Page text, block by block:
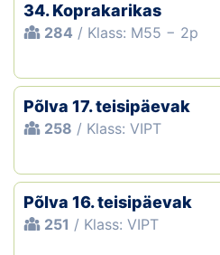
34. Koprakarikas
284 / Klass: M55 − 2p
Põlva 17. teisipäevak
258 / Klass: VIPT
Põlva 16. teisipäevak
251 / Klass: VIPT